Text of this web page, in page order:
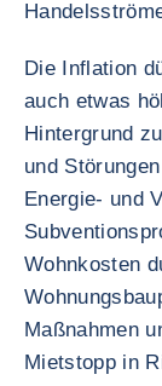
Die Inflation
auch etwas
Hintergrund
und
Energie- und
Wohnkosten
Maßnahmen
Mietstopp in